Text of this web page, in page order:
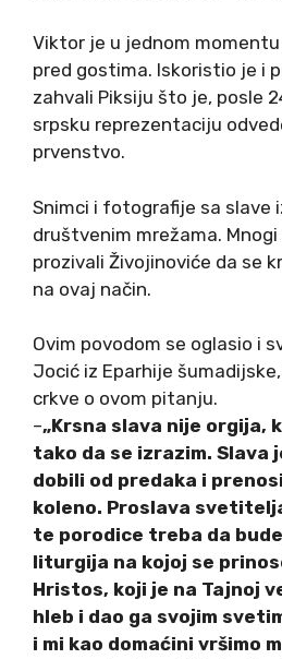
Viktor je u jednom
pred gostima. Iskoristio je i
zahvali Piksiju što je, posle
srpsku reprezentaciju
prvenstvo.
Snimci i fotografije sa slave
društvenim mrežama.
prozivali Živojinoviće da se
na ovaj način.
Ovim povodom se oglasio i
Jocić iz Еparhije
crkve o ovom pitanju.
–„Krsna slava nije orgija,
tako da se izrazim. Slava
dobili od predaka i
koleno. Proslava
te porodice treba da
liturgija na kojoj se
Hristos, koji je na Tajnoj
hleb i dao ga svojim
i mi kao domaćini vršimo